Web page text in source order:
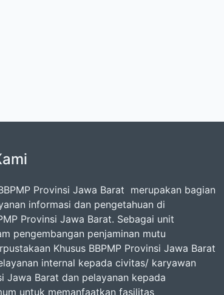
Provinsi Jawa Barat merupakan bagian
informasi dan pengetahuan di
Provinsi Jawa Barat. Sebagai unit
pengembangan penjaminan mutu
Khusus BBPMP Provinsi Jawa Barat
internal kepada civitas/ karyawan
Jawa Barat dan pelayanan kepada
untuk memanfaatkan fasilitas